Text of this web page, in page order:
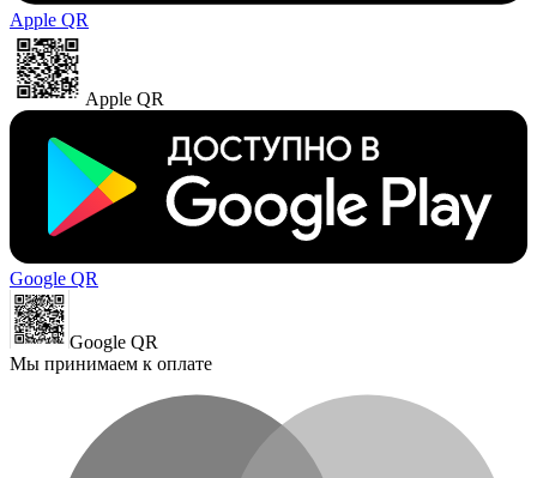
Apple QR
Apple QR
Google QR
Google QR
Мы принимаем к оплате